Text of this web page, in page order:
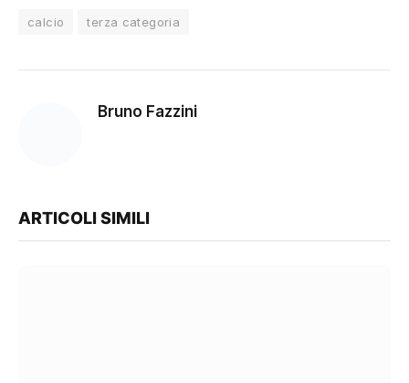
calcio terza categoria
Bruno Fazzini
ARTICOLI SIMILI